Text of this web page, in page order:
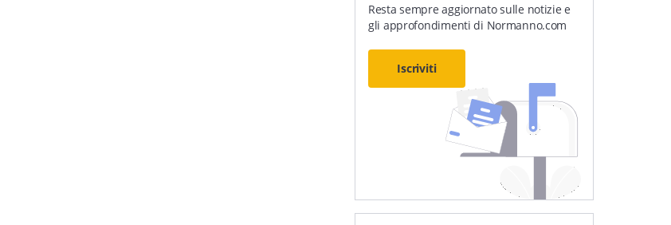
Resta sempre aggiornato sulle notizie e
gli approfondimenti di Normanno.com
Iscriviti